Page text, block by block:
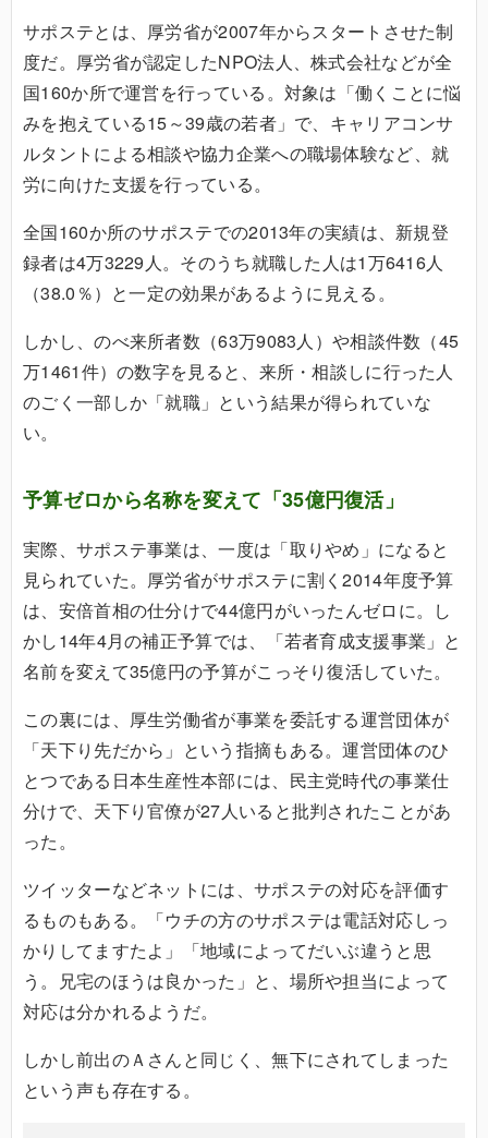
サポステとは、厚労省が2007年からスタートさせた制
度だ。厚労省が認定したNPO法人、株式会社などが全
国160か所で運営を行っている。対象は「働くことに悩
みを抱えている15～39歳の若者」で、キャリアコンサ
ルタントによる相談や協力企業への職場体験など、就
労に向けた支援を行っている。
全国160か所のサポステでの2013年の実績は、新規登
録者は4万3229人。そのうち就職した人は1万6416人
（38.0％）と一定の効果があるように見える。
しかし、のべ来所者数（63万9083人）や相談件数（45
万1461件）の数字を見ると、来所・相談しに行った人
のごく一部しか「就職」という結果が得られていな
い。
予算ゼロから名称を変えて「35億円復活」
実際、サポステ事業は、一度は「取りやめ」になると
見られていた。厚労省がサポステに割く2014年度予算
は、安倍首相の仕分けで44億円がいったんゼロに。し
かし14年4月の補正予算では、「若者育成支援事業」と
名前を変えて35億円の予算がこっそり復活していた。
この裏には、厚生労働省が事業を委託する運営団体が
「天下り先だから」という指摘もある。運営団体のひ
とつである日本生産性本部には、民主党時代の事業仕
分けで、天下り官僚が27人いると批判されたことがあ
った。
ツイッターなどネットには、サポステの対応を評価す
るものもある。「ウチの方のサポステは電話対応しっ
かりしてますたよ」「地域によってだいぶ違うと思
う。兄宅のほうは良かった」と、場所や担当によって
対応は分かれるようだ。
しかし前出のＡさんと同じく、無下にされてしまった
という声も存在する。